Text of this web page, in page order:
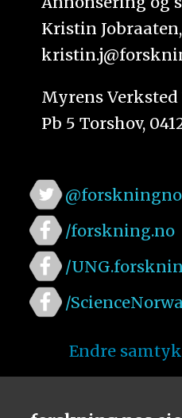
Kristin
Myrens Verksted
Pb 5 Torshov,
@forskningno
/forskning.no
/
/
Endre